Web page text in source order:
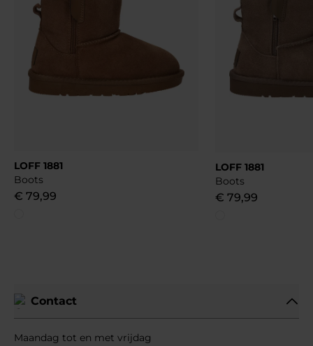
LOFF 1881
Boots
€ 79,99
LOFF 1881
Boots
€ 79,99
Contact
Maandag tot en met vrijdag